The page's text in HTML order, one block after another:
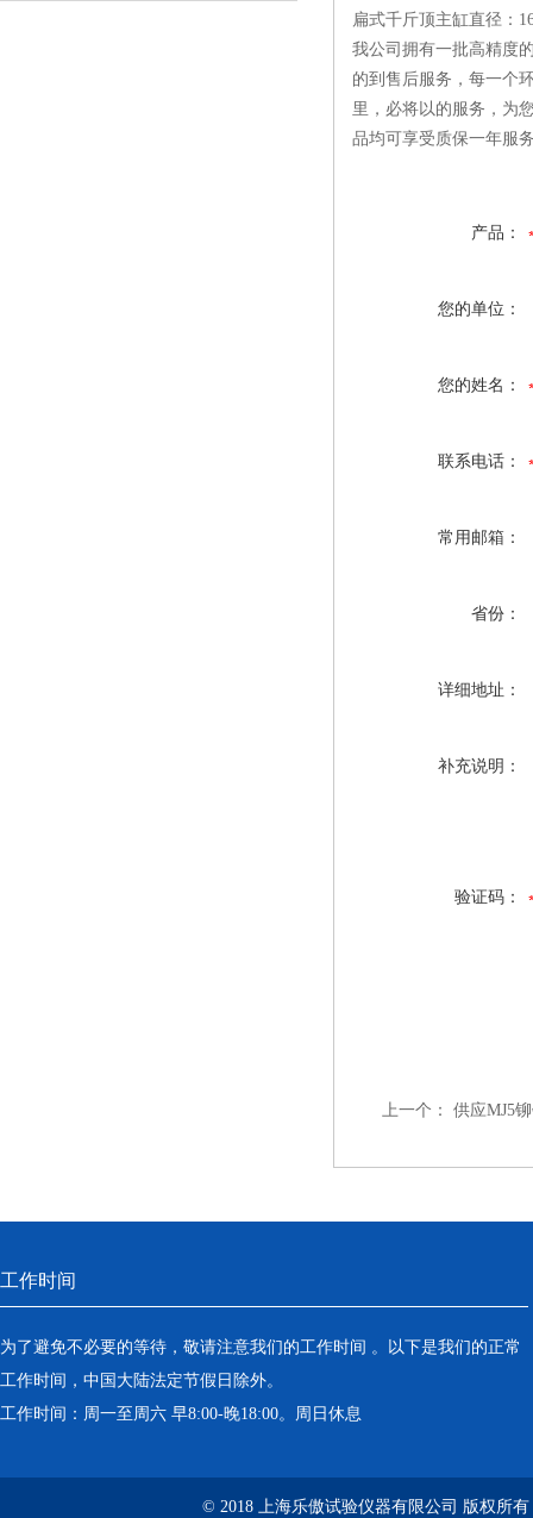
扁式千斤顶主缸直径：
我公司拥有一批高精度
的到售后服务，每一个
里，必将以的服务，为
品均可享受质保一年服
产品：
您的单位：
您的姓名：
联系电话：
常用邮箱：
省份：
详细地址：
补充说明：
验证码：
上一个： 供应MJ5
工作时间
为了避免不必要的等待，敬请注意我们的工作时间 。以下是我们的正常
工作时间，中国大陆法定节假日除外。
工作时间：周一至周六 早8:00-晚18:00。周日休息
© 2018 上海乐傲试验仪器有限公司 版权所